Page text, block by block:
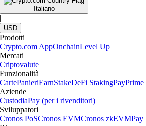
Italiano
|
USD
Prodotti
Crypto.com AppOnchainLevel Up
Mercati
Criptovalute
Funzionalità
CartePanieriEarnStakeDeFi StakingPayPrime
Aziende
CustodiaPay (per i rivenditori)
Sviluppatori
Cronos PoSCronos EVMCronos zkEVMPay